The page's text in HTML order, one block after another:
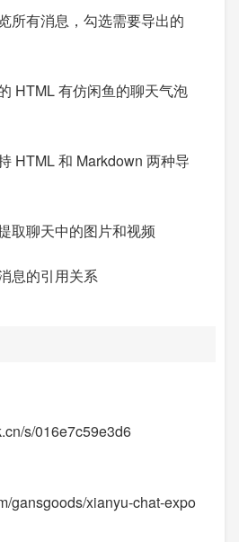
所有消息，勾选需要导出的
HTML 有仿闲鱼的聊天气泡
HTML 和 Markdown 两种导
取聊天中的图片和视频
息的引用关系
s/016e7c59e3d6
gansgoods/xianyu-chat-expo